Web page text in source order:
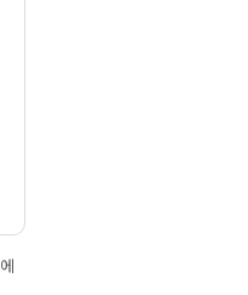
에